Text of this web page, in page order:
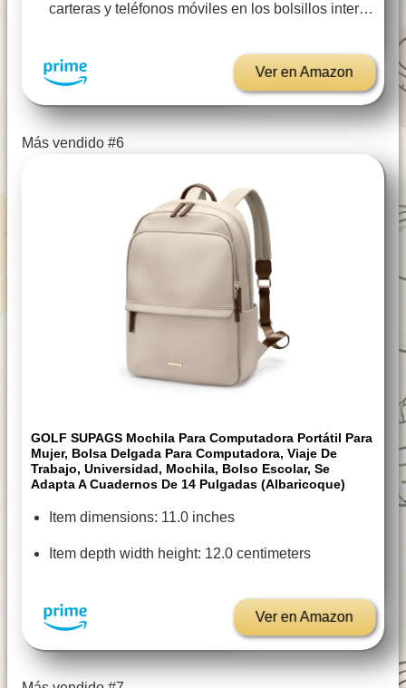
carteras y teléfonos móviles en los bolsillos inter…
Ver en Amazon
Más vendido #6
GOLF SUPAGS Mochila Para Computadora Portátil Para
Mujer, Bolsa Delgada Para Computadora, Viaje De
Trabajo, Universidad, Mochila, Bolso Escolar, Se
Adapta A Cuadernos De 14 Pulgadas (albaricoque)
Item dimensions: 11.0 inches
Item depth width height: 12.0 centimeters
Ver en Amazon